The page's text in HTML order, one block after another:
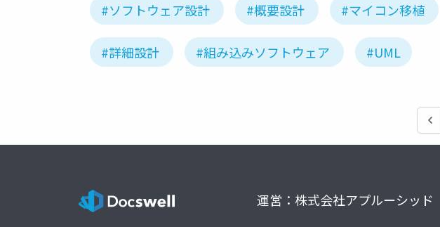
#ソフトウェア設計 #概要設計 #マイコン移植
#詳細設計 #組み込みソフトウェア #UML
運営：株式会社アプルーシッド